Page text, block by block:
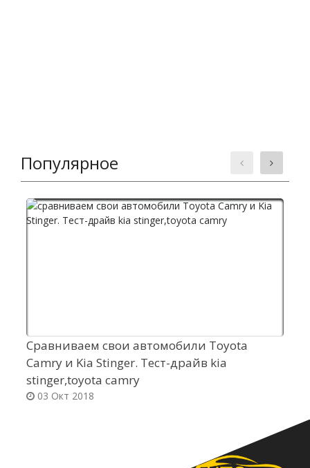
Популярное
Сравниваем свои автомобили Toyota
Camry и Kia Stinger. Тест-драйв kia
stinger,toyota camry
03 Окт 2018